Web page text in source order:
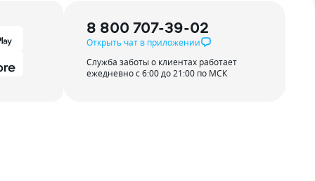
8 800 707-39-02
Открыть чат в приложении
Служба заботы о клиентах работает
ежедневно с 6:00 до 21:00 по МСК